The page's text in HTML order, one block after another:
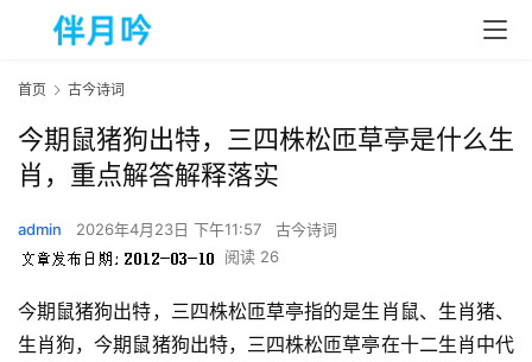
首页 古今诗词
今期鼠猪狗出特，三四株松匝草亭是什么生
肖，重点解答解释落实
admin 2026年4月23日 下午11:57
古今诗词
阅读 26
今期鼠猪狗出特，三四株松匝草亭指的是生肖鼠、生肖猪、
生肖狗，今期鼠猪狗出特，三四株松匝草亭在十二生肖中代